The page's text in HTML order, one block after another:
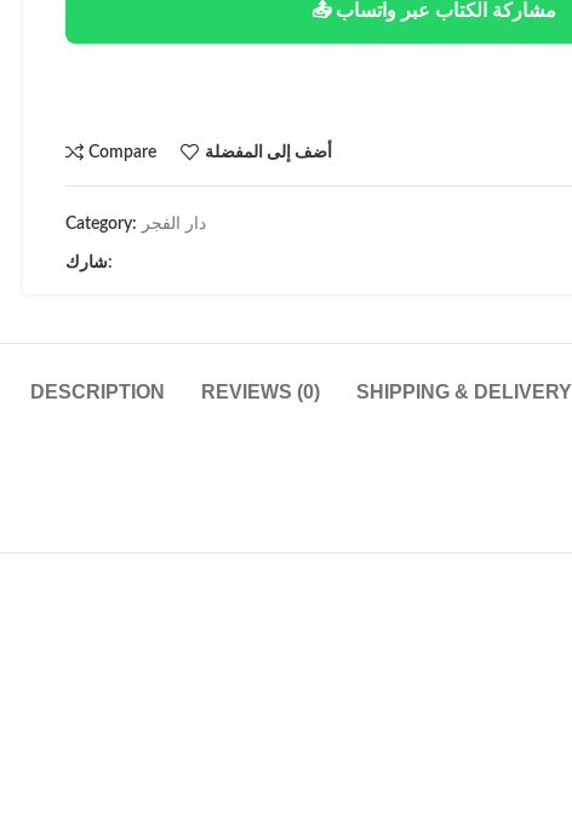
📤 مشاركة الكتاب عبر واتساب
Compare أضف إلى المفضلة
Category: دار الفجر
شارك:
DESCRIPTION REVIEWS (0) SHIPPING & DELIVERY